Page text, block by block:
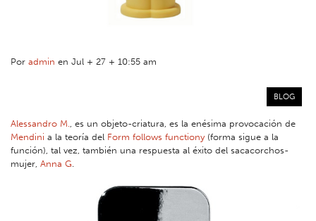
Por admin en Jul + 27 + 10:55 am
BLOG
Alessandro M., es un objeto-criatura, es la enésima provocación de
Mendini a la teoría del Form follows functiony(forma sigue a la
función), tal vez, también una respuesta al éxito del sacacorchos-
mujer, Anna G.